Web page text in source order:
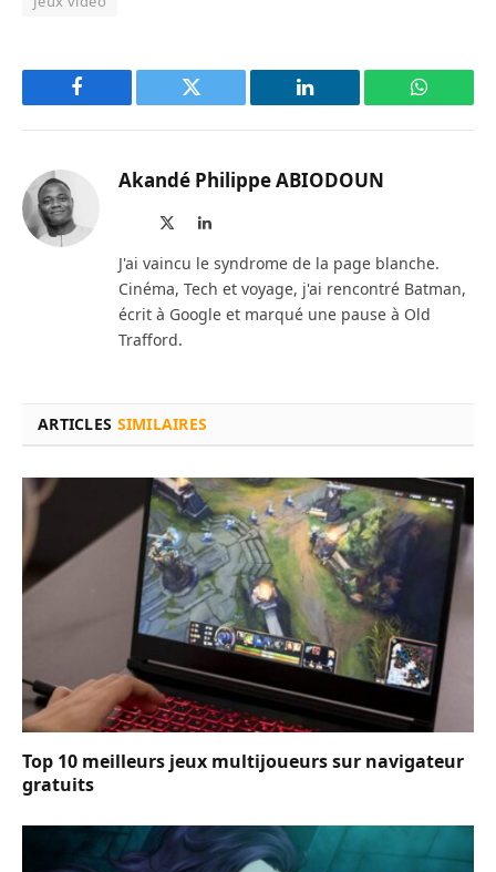
Facebook Twitter LinkedIn
Akandé Philippe ABIODOUN
LinkedIn
J'ai vaincu le syndrome de la page blanche.
Cinéma, Tech et voyage, j'ai rencontré Batman,
écrit à Google et marqué une pause à Old
Trafford.
ARTICLES SIMILAIRES
Top 10 meilleurs jeux multijoueurs sur navigateur
gratuits